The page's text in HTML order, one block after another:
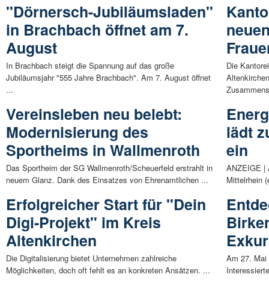
"Dörnersch-Jubiläumsladen"
in Brachbach öffnet am 7.
August
In Brachbach steigt die Spannung auf das große
Jubiläumsjahr "555 Jahre Brachbach". Am 7. August öffnet
...
Vereinsleben neu belebt:
Modernisierung des
Sportheims in Wallmenroth
Das Sportheim der SG Wallmenroth/Scheuerfeld erstrahlt in
neuem Glanz. Dank des Einsatzes von Ehrenamtlichen ...
Erfolgreicher Start für "Dein
Digi-Projekt" im Kreis
Altenkirchen
Die Digitalisierung bietet Unternehmen zahlreiche
Möglichkeiten, doch oft fehlt es an konkreten Ansätzen. ...
Die
lädt
ein
ANZEIGE |
Mittelrhein
Am 27. Mai